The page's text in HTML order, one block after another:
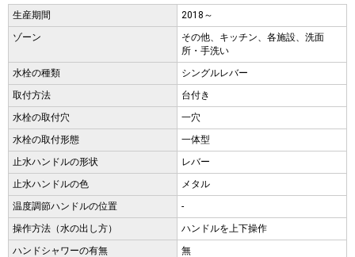
生産期間
2018～
ゾーン
その他、キッチン、各施設、洗面
所・手洗い
水栓の種類
シングルレバー
取付方法
台付き
水栓の取付穴
一穴
水栓の取付形態
一体型
止水ハンドルの形状
レバー
止水ハンドルの色
メタル
温度調節ハンドルの位置
-
操作方法（水の出し方）
ハンドルを上下操作
ハンドシャワーの有無
無